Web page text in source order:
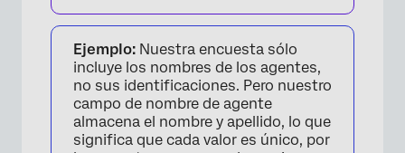
Ejemplo: Nuestra encuesta sólo
incluye los nombres de los agentes,
no sus identificaciones. Pero nuestro
campo de nombre de agente
almacena el nombre y apellido, lo que
significa que cada valor es único, por